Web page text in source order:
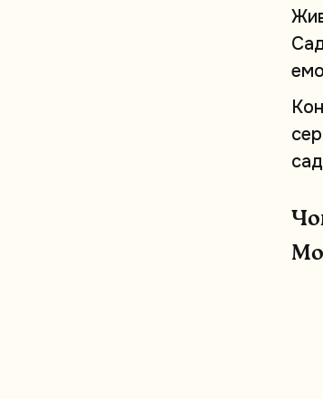
Жи
Са
емо
Кон
сер
сад
Чо
Mo